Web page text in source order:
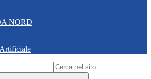
NORD